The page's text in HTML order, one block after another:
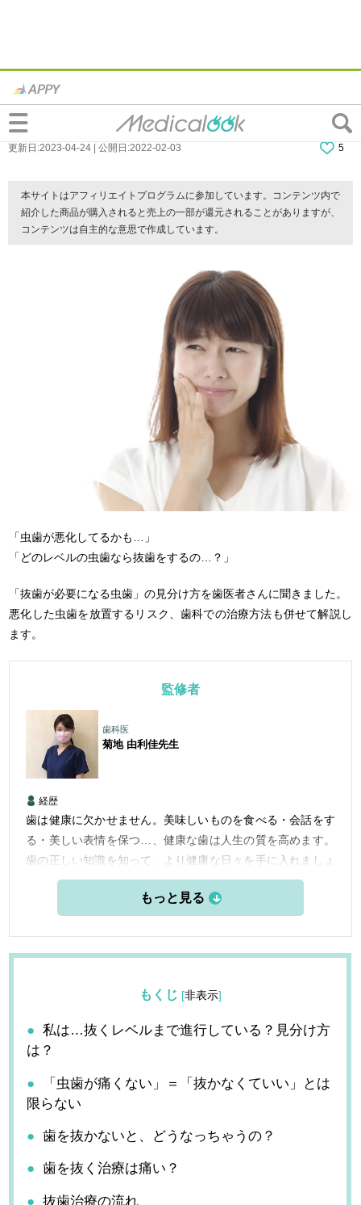
虫歯を抜く判断基準｜このレベルは…抜
歯？神経を抜く？痛くないときは？
更新日:2023-04-24 | 公開日:2022-02-03 5
本サイトはアフィリエイトプログラムに参加しています。コンテンツ内で
紹介した商品が購入されると売上の一部が還元されることがありますが、
コンテンツは自主的な意思で作成しています。
「虫歯が悪化してるかも…」
「どのレベルの虫歯なら抜歯をするの…？」
「抜歯が必要になる虫歯」の見分け方を歯医者さんに聞きました。
悪化した虫歯を放置するリスク、歯科での治療方法も併せて解説し
ます。
監修者
歯科医
菊地 由利佳先生
経歴
歯は健康に欠かせません。美味しいものを食べる・会話をす
る・美しい表情を保つ…、健康な歯は人生の質を高めます。
歯の正しい知識を知って、より健康な日々を手に入れましょ
もくじ [非表示]
私は…抜くレベルまで進行している？見分け方
は？
「虫歯が痛くない」＝「抜かなくていい」とは
限らない
歯を抜かないと、どうなっちゃうの？
歯を抜く治療は痛い？
抜歯治療の流れ